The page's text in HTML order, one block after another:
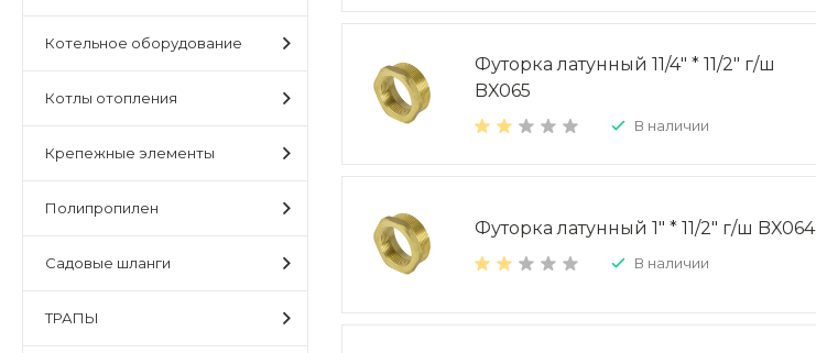
Котельное оборудование
Котлы отопления
Крепежные элементы
Полипропилен
Садовые шланги
ТРАПЫ
Футорка латунный 11/4" * 11/2" г/ш
BX065
В наличии
Футорка латунный 1" * 11/2" г/ш BX064
В наличии